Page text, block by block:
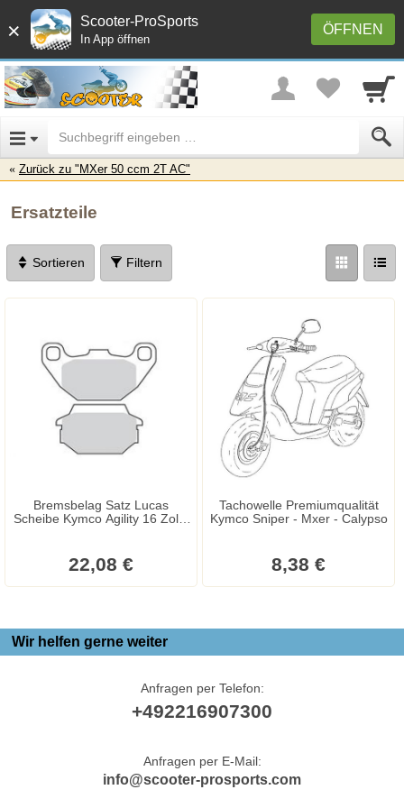
× ÖFFNEN
Scooter-ProSports
In App öffnen
Zurück zu "MXer 50 ccm 2T AC"
Ersatzteile
Sortieren Filtern
Bremsbelag Satz Lucas
Scheibe Kymco Agility 16 Zoll -
22,08 €
Tachowelle Premiumqualität
Kymco Sniper - Mxer - Calypso
8,38 €
Wir helfen gerne weiter
Anfragen per Telefon:
+492216907300
Anfragen per E-Mail:
info@scooter-prosports.com